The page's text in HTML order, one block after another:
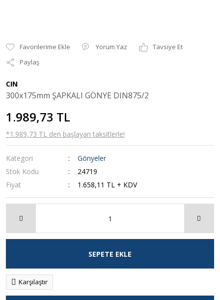
Yorum Yaz
Tavsiye Et
Paylaş
CIN
300x175mm ŞAPKALI GÖNYE DIN875/2
1.989,73 TL
*1.989,73 TL den başlayan taksitlerle!
Kategori
Gönyeler
Stok Kodu
24719
Fiyat
1.658,11 TL + KDV
SEPETE EKLE
Karşılaştır